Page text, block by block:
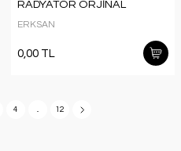
RADYATÖR ORJİNAL
NO:113.059.010A.2437
ERKSAN
0,00 TL
4 12